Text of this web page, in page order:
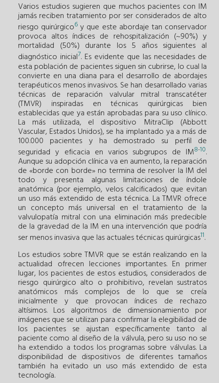
Varios estudios sugieren que muchos pacientes con IM
jamás reciben tratamiento por ser considerados de alto
riesgo quirúrgico6 y que este abordaje tan conservador
provoca altos índices de rehospitalización (~90%) y
mortalidad (50%) durante los 5 años siguientes al
diagnóstico inicial7. Es evidente que las necesidades de
esta población de pacientes siguen sin cubrirse, lo cual la
convierte en una diana para el desarrollo de abordajes
terapéuticos menos invasivos. Se han desarrollado varias
técnicas de reparación valvular mitral transcatéter
(TMVR) inspiradas en técnicas quirúrgicas bien
establecidas que ya están aprobadas para su uso clínico.
La más utilizada, el dispositivo MitraClip (Abbott
Vascular, Estados Unidos), se ha implantado ya a más de
100.000 pacientes y ha demostrado su perfil de
seguridad y eficacia en varios subgrupos de IM8-10.
Aunque su adopción clínica va en aumento, la reparación
de «borde con borde» no termina de resolver la IM del
todo y presenta algunas limitaciones de índole
anatómica (por ejemplo, velos calcificados) que evitan
un uso más extendido de esta técnica. La TMVR ofrece
un concepto más universal en el tratamiento de la
valvulopatía mitral con una eliminación más predecible
de la gravedad de la IM en una intervención que podría
ser menos invasiva que las actuales técnicas quirúrgicas11.
Los estudios sobre TMVR que se están realizando en la
actualidad ofrecen lecciones importantes. En primer
lugar, los pacientes de estos estudios, considerados de
riesgo quirúrgico alto o prohibitivo, revelan sustratos
anatómicos más complejos de lo que se creía
inicialmente y que provocan índices de rechazo
altísimos. Los algoritmos de dimensionamiento por
imágenes que se utilizan para confirmar la elegibilidad de
los pacientes se ajustan específicamente tanto al
paciente como al diseño de la válvula, pero su uso no se
ha extendido a todos los programas sobre válvulas. La
disponibilidad de dispositivos de diferentes tamaños
también ha evitado un uso más extendido de esta
tecnología.